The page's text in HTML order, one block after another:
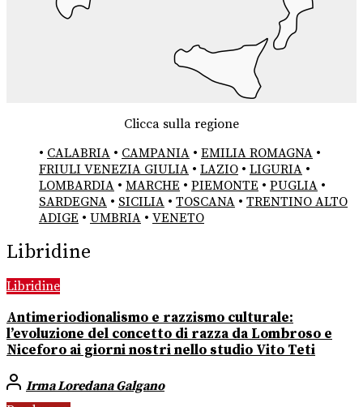
Clicca sulla regione
• CALABRIA • CAMPANIA • EMILIA ROMAGNA •
FRIULI VENEZIA GIULIA • LAZIO • LIGURIA •
LOMBARDIA • MARCHE • PIEMONTE • PUGLIA •
SARDEGNA • SICILIA • TOSCANA • TRENTINO ALTO
ADIGE • UMBRIA • VENETO
Libridine
Libridine
Antimeriodionalismo e razzismo culturale:
l’evoluzione del concetto di razza da Lombroso e
Niceforo ai giorni nostri nello studio Vito Teti
Irma Loredana Galgano